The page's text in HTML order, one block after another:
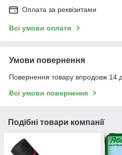
Оплата за реквізитами
Всі умови оплати
Умови повернення
Повернення товару впродовж 14
Всі умови повернення
Подібні товари компанії